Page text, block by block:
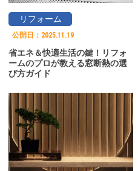
リフォーム
公開日： 2025.11.19
省エネ＆快適生活の鍵！リフォ
ームのプロが教える窓断熱の選
び方ガイド